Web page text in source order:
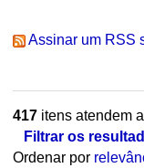
Assinar um RSS
417itens atendem
Filtrar os
Ordenar por